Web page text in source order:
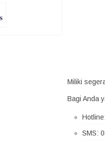
Miliki
Bagi Anda
SMS: